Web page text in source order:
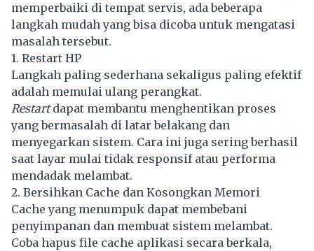
memperbaiki di tempat servis, ada beberapa
langkah mudah yang bisa dicoba untuk mengatasi
masalah tersebut.
1. Restart HP
Langkah paling sederhana sekaligus paling efektif
adalah memulai ulang perangkat.
Restartdapat membantu menghentikan proses
yang bermasalah di latar belakang dan
menyegarkan sistem. Cara ini juga sering berhasil
saat layar mulai tidak responsif atau performa
mendadak melambat.
2. Bersihkan Cache dan Kosongkan Memori
Cache yang menumpuk dapat membebani
penyimpanan dan membuat sistem melambat.
Coba hapus file cache aplikasi secara berkala,